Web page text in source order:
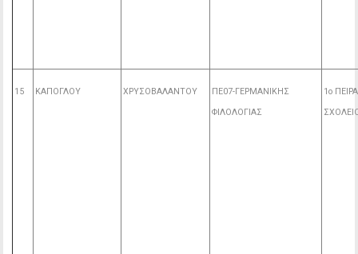
15 ΚΑΠΟΓΛΟΥ ΧΡΥΣΟΒΑΛΑΝΤΟΥ
ΠΕ07-ΓΕΡΜΑΝΙΚΗΣ
ΦΙΛΟΛΟΓΙΑΣ
1ο